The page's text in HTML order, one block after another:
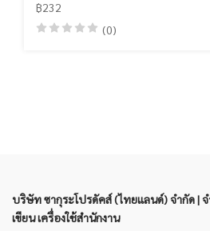
฿232
(0)
บริษัท ซากุระโปรดัคส์ (ไทยแลนด์) จำกัด |
เขียน เครื่องใช้สำนักงาน